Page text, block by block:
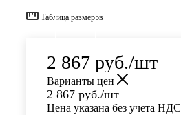
Таблица размеров
2 867 руб./шт
Варианты цен
2 867 руб./шт
Цена указана без учета НДС